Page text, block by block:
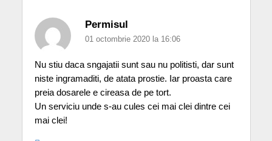
Permisul
01 octombrie 2020 la 16:06
Nu stiu daca sngajatii sunt sau nu politisti, dar sunt
niste ingramaditi, de atata prostie. Iar proasta care
preia dosarele e cireasa de pe tort.
Un serviciu unde s-au cules cei mai clei dintre cei
mai clei!